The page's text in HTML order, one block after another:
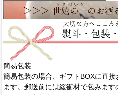
簡易包装
簡易包装の場合、ギフトBOXに直
ます。郵送前には緩衝材で包みま